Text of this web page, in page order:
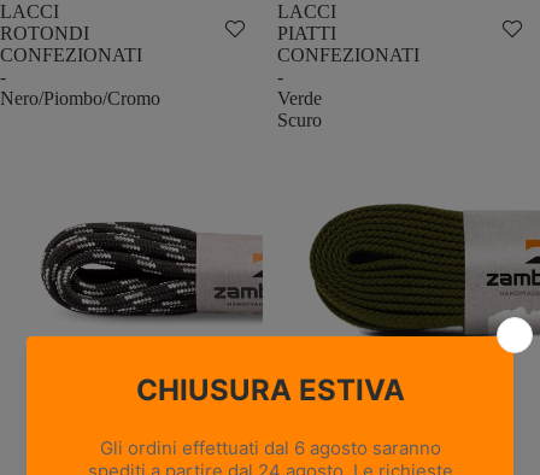
LACCI
ROTONDI
CONFEZIONATI
-
Nero/Piombo/Cromo
LACCI
PIATTI
CONFEZIONATI
-
Verde
Scuro